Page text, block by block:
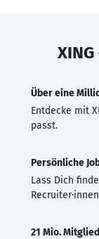
Über eine
Entdecke mit
passt.
Persönliche
Lass Dich
21 Mio.